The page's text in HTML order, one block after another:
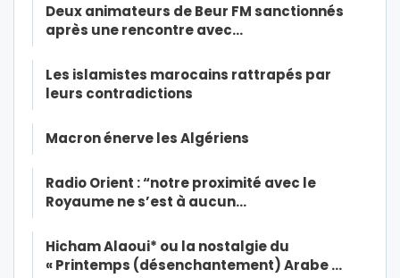
Deux animateurs de Beur FM sanctionnés
après une rencontre avec…
Les islamistes marocains rattrapés par
leurs contradictions
Macron énerve les Algériens
Radio Orient : “notre proximité avec le
Royaume ne s’est à aucun…
Hicham Alaoui* ou la nostalgie du
« Printemps (désenchantement) Arabe …